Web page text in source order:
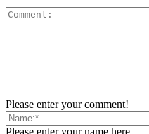
Please enter your comment!